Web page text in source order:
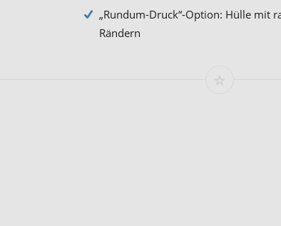
„Rundum-Druck“-Option: Hülle mit
Rändern